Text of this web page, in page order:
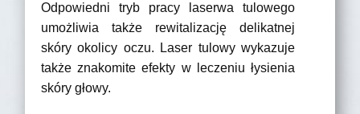
Odpowiedni tryb pracy laserwa tulowego
umożliwia także rewitalizację delikatnej
skóry okolicy oczu. Laser tulowy wykazuje
także znakomite efekty w leczeniu łysienia
skóry głowy.